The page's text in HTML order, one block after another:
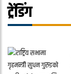
ट्रेंडिंग